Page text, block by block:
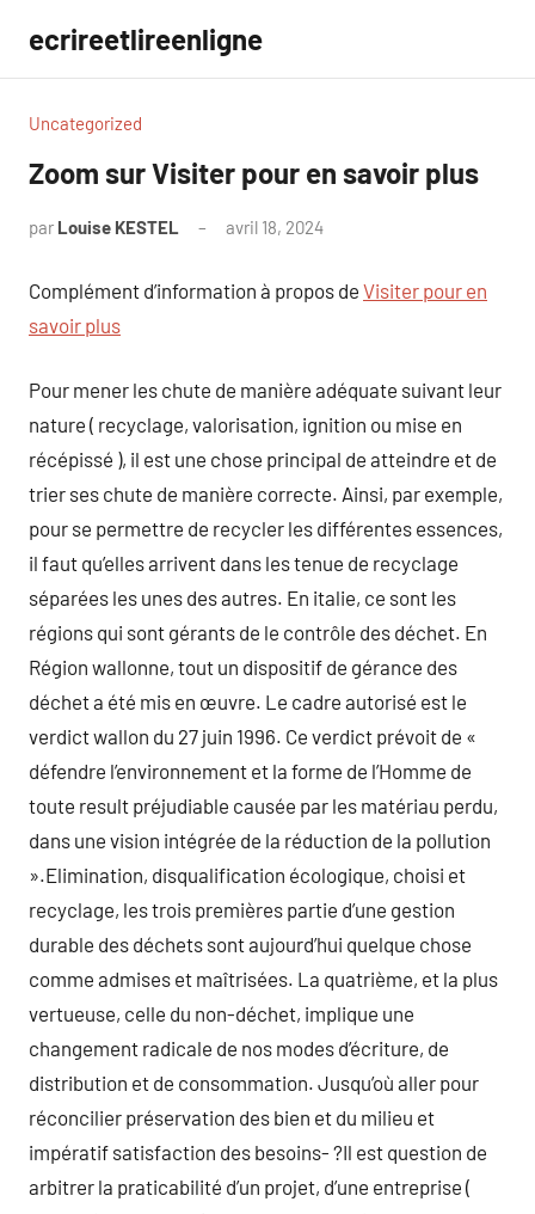
contenu
ecrireetlireenligne
Uncategorized
Zoom sur Visiter pour en savoir plus
par Louise KESTEL avril 18, 2024
Complément d’information à propos de Visiter pour en
savoir plus
Pour mener les chute de manière adéquate suivant leur
nature ( recyclage, valorisation, ignition ou mise en
récépissé ), il est une chose principal de atteindre et de
trier ses chute de manière correcte. Ainsi, par exemple,
pour se permettre de recycler les différentes essences,
il faut qu’elles arrivent dans les tenue de recyclage
séparées les unes des autres. En italie, ce sont les
régions qui sont gérants de le contrôle des déchet. En
Région wallonne, tout un dispositif de gérance des
déchet a été mis en œuvre. Le cadre autorisé est le
verdict wallon du 27 juin 1996. Ce verdict prévoit de «
défendre l’environnement et la forme de l’Homme de
toute result préjudiable causée par les matériau perdu,
dans une vision intégrée de la réduction de la pollution
».Elimination, disqualification écologique, choisi et
recyclage, les trois premières partie d’une gestion
durable des déchets sont aujourd’hui quelque chose
comme admises et maîtrisées. La quatrième, et la plus
vertueuse, celle du non-déchet, implique une
changement radicale de nos modes d’écriture, de
distribution et de consommation. Jusqu’où aller pour
réconcilier préservation des bien et du milieu et
impératif satisfaction des besoins- ?Il est question de
arbitrer la praticabilité d’un projet, d’une entreprise (